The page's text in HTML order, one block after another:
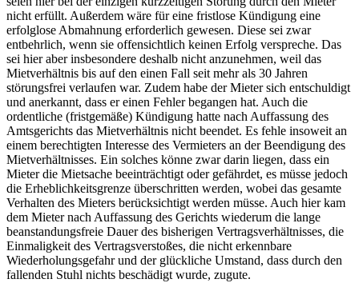
nicht erfüllt. Außerdem wäre für eine fristlose Kündigung eine
erfolglose Abmahnung erforderlich gewesen. Diese sei zwar
entbehrlich, wenn sie offensichtlich keinen Erfolg verspreche. Das
sei hier aber insbesondere deshalb nicht anzunehmen, weil das
Mietverhältnis bis auf den einen Fall seit mehr als 30 Jahren
störungsfrei verlaufen war. Zudem habe der Mieter sich entschuldigt
und anerkannt, dass er einen Fehler begangen hat. Auch die
ordentliche (fristgemäße) Kündigung hatte nach Auffassung des
Amtsgerichts das Mietverhältnis nicht beendet. Es fehle insoweit an
einem berechtigten Interesse des Vermieters an der Beendigung des
Mietverhältnisses. Ein solches könne zwar darin liegen, dass ein
Mieter die Mietsache beeinträchtigt oder gefährdet, es müsse jedoch
die Erheblichkeitsgrenze überschritten werden, wobei das gesamte
Verhalten des Mieters berücksichtigt werden müsse. Auch hier kam
dem Mieter nach Auffassung des Gerichts wiederum die lange
beanstandungsfreie Dauer des bisherigen Vertragsverhältnisses, die
Einmaligkeit des Vertragsverstoßes, die nicht erkennbare
Wiederholungsgefahr und der glückliche Umstand, dass durch den
fallenden Stuhl nichts beschädigt wurde, zugute.